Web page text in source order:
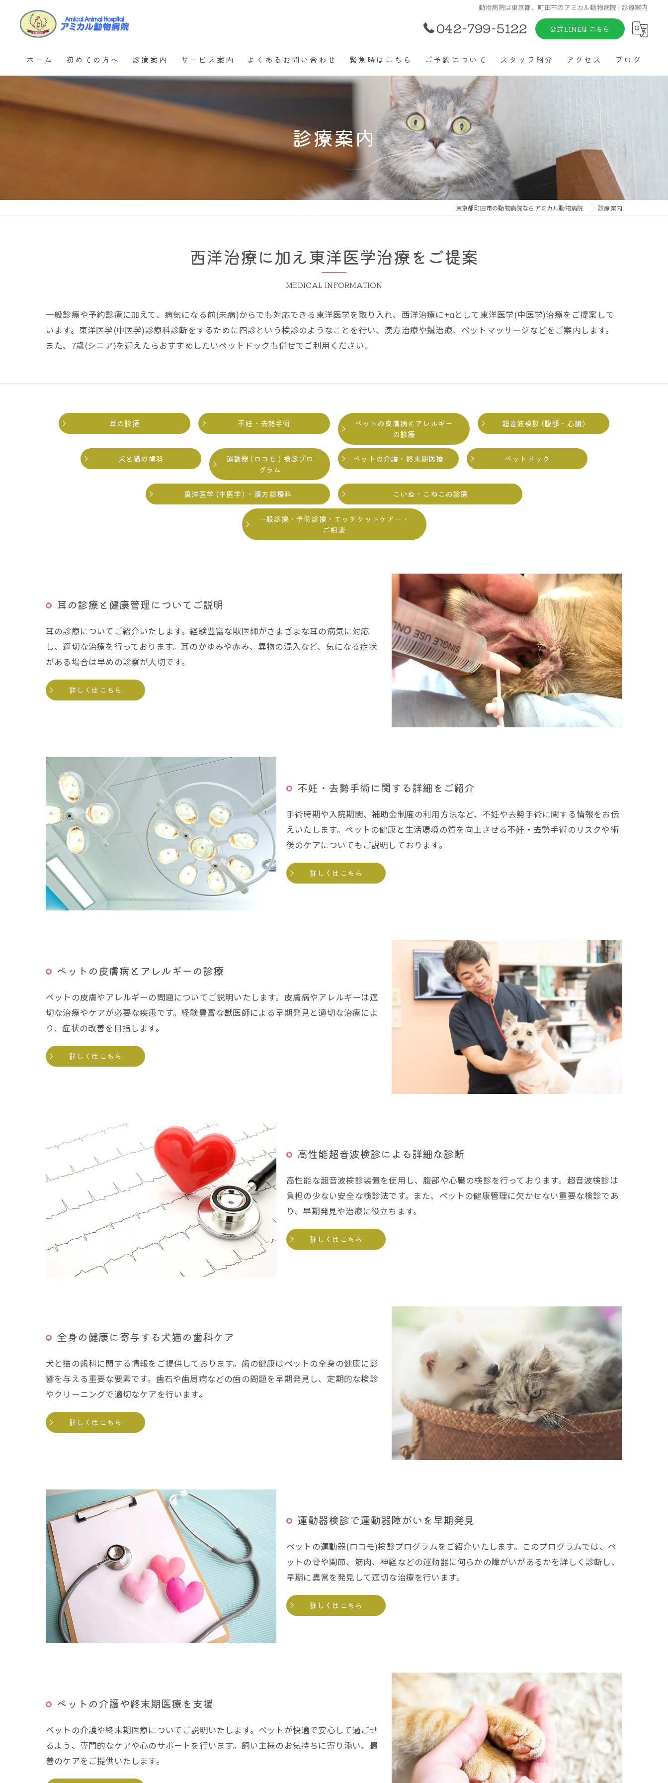
動物病院は東京都、町田市のアミカル動物病院 | 診療案内
042-799-5122 公式LINEはこちら
ホーム 初めての方へ 診療案内
皮膚とアレルギーの診療
一般診療・予防診療・エチケットケアー・ご相談
サービス案内
ペットホテル【患者様専用】犬猫ウサギ
ペットデイサービス【半日入院と入院】
よくあるお問い合わせ
トリミング
緊急時はこちら ご予約について スタッフ紹介 アクセス ブログ
診療案内
東京都町田市の動物病院ならアミカル動物病院 診療案内
西洋治療に加え東洋医学治療をご提案
MEDICAL INFORMATION
一般診療や予約診療に加えて、病気になる前(未病)からでも対応できる東洋医学を取り入れ、西洋治療に+αとして東洋医学(中医学)治療をご提案して
います。東洋医学(中医学)診療科診断をするために四診という検診のようなことを行い、漢方治療や鍼治療、ペットマッサージなどをご案内します。
また、7歳(シニア)を迎えたらおすすめしたいペットドックも併せてご利用ください。
耳の診療 不妊・去勢手術
ペットの皮膚病とアレルギー
の診療
超音波検診 (腹部・心臓)
犬と猫の歯科
運動器 (ロコモ ) 検診プロ
グラム
ペットの介護・終末期医療 ペットドック
東洋医学 (中医学) ・漢方診療科 こいぬ・こねこの診療
一般診療・予防診療・エッチケットケアー・
ご相談
耳の診療と健康管理についてご説明
耳の診療についてご紹介いたします。経験豊富な獣医師がさまざまな耳の病気に対応
し、適切な治療を行っております。耳のかゆみや赤み、異物の混入など、気になる症状
がある場合は早めの診察が大切です。
詳しくはこちら
不妊・去勢手術に関する詳細をご紹介
手術時期や入院期間、補助金制度の利用方法など、不妊や去勢手術に関する情報をお伝
えいたします。ペットの健康と生活環境の質を向上させる不妊・去勢手術のリスクや術
後のケアについてもご説明しております。
詳しくはこちら
ペットの皮膚病とアレルギーの診療
ペットの皮膚やアレルギーの問題についてご説明いたします。皮膚病やアレルギーは適
切な治療やケアが必要な疾患です。経験豊富な獣医師による早期発見と適切な治療によ
り、症状の改善を目指します。
詳しくはこちら
高性能超音波検診による詳細な診断
高性能な超音波検診装置を使用し、腹部や心臓の検診を行っております。超音波検診は
負担の少ない安全な検診法です。また、ペットの健康管理に欠かせない重要な検診であ
り、早期発見や治療に役立ちます。
詳しくはこちら
全身の健康に寄与する犬猫の歯科ケア
犬と猫の歯科に関する情報をご提供しております。歯の健康はペットの全身の健康に影
響を与える重要な要素です。歯石や歯周病などの歯の問題を早期発見し、定期的な検診
やクリーニングで適切なケアを行います。
詳しくはこちら
運動器検診で運動器障がいを早期発見
ペットの運動器(ロコモ)検診プログラムをご紹介いたします。このプログラムでは、ペ
ットの骨や関節、筋肉、神経などの運動器に何らかの障がいがあるかを詳しく診断し、
早期に異常を発見して適切な治療を行います。
詳しくはこちら
ペットの介護や終末期医療を支援
ペットの介護や終末期医療についてご説明いたします。ペットが快適で安心して過ごせ
るよう、専門的なケアや心のサポートを行います。飼い主様のお気持ちに寄り添い、最
善のケアをご提供いたします。